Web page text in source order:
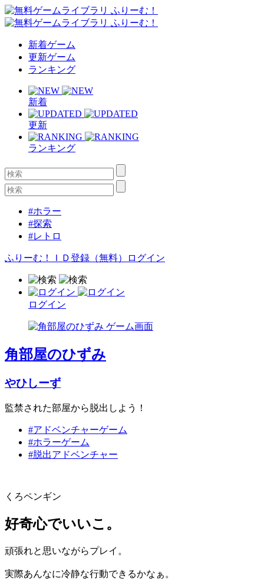
新着ゲーム
更新ゲーム
ランキング
新着
更新
ランキング
#ホラー
#探索
#レトロ
ふりーむ！ＩＤ登録（無料） ログイン
ログイン
角部屋のひずみ
やひしーず
監禁された部屋から脱出しよう！
#アドベンチャーゲーム
#ホラーゲーム
#脱出アドベンチャー
くろペンギン
好奇心でいいこ。
頑張れと思いながらプレイ。
実際あんなに冷静な行動できるかなぁ。